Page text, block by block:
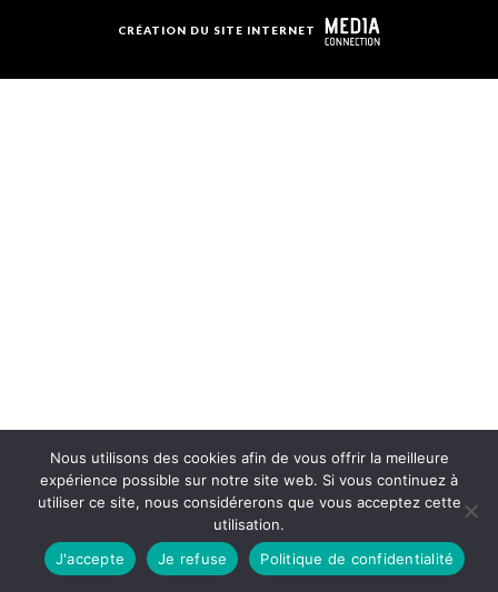
CRÉATION DU SITE INTERNET
Nous utilisons des cookies afin de vous offrir la meilleure
expérience possible sur notre site web. Si vous continuez à
utiliser ce site, nous considérerons que vous acceptez cette
utilisation.
J'accepte
Je refuse Politique de confidentialité